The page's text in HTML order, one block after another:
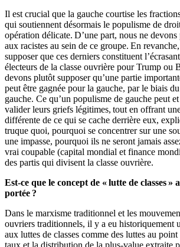
Il est crucial que la gauche courtise les
qui soutiennent désormais le populisme de
opération délicate. D’une part, nous ne devons
aux racistes au sein de ce groupe. En
supposer que ces derniers constituent
électeurs de la classe ouvrière pour Trump ou
devons plutôt supposer qu’une partie
peut être gagnée pour la gauche, par le biais
gauche. Ce qu’un populisme de gauche peut
valider leurs griefs légitimes, tout en offrant
différente de ce qui se cache derrière eux,
truque quoi, pourquoi se concentrer sur une
une impasse, pourquoi ils ne seront jamais
vrai coupable (capital mondial et finance
des partis qui divisent la classe ouvrière.
Est-ce que le concept de « lutte de classes »
portée ?
Dans le marxisme traditionnel et les
ouvriers traditionnels, il y a eu historiquement
aux luttes de classes comme des luttes au
taux et la distribution de la plus-value extraite